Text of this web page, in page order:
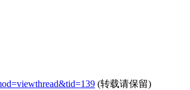
(转载请保留)